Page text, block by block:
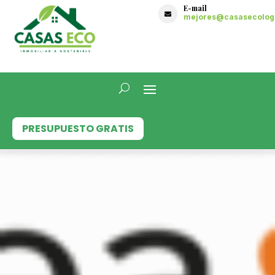

E-mail
PRESUPUESTO GRATIS